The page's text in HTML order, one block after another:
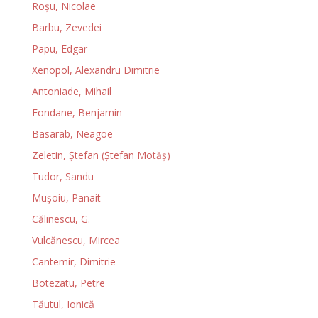
Roșu, Nicolae
Barbu, Zevedei
Papu, Edgar
Xenopol, Alexandru Dimitrie
Antoniade, Mihail
Fondane, Benjamin
Basarab, Neagoe
Zeletin, Ștefan (Ștefan Motăș)
Tudor, Sandu
Muşoiu, Panait
Călinescu, G.
Vulcănescu, Mircea
Cantemir, Dimitrie
Botezatu, Petre
Tăutul, Ionică